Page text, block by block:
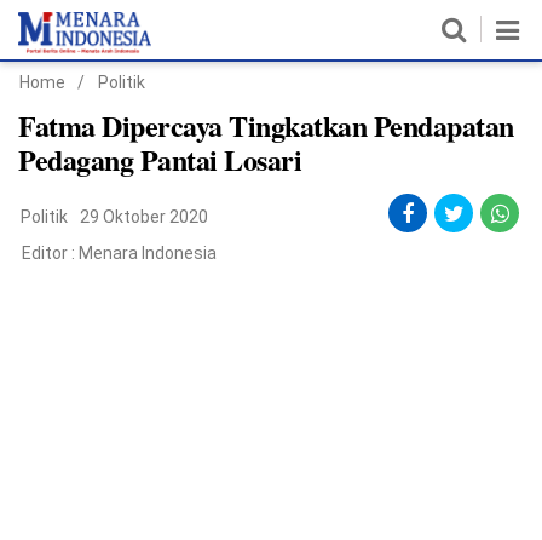
Home
Nasional
Politik
Home / Politik
Fatma Dipercaya Tingkatkan Pendapatan
Pedagang Pantai Losari
Politik
29 Oktober 2020
Editor : Menara Indonesia